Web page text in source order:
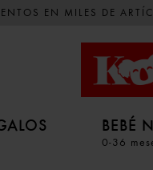
EN MILES DE
BEBÉ
0-36